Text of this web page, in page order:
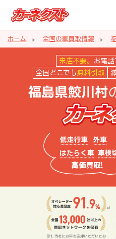
ホーム 全国の車買取情報
福島県鮫川村の
来店不要。 お電話
全国どこでも 無料引取
福島県鮫川村